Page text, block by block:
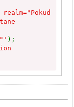
);
http-
">';